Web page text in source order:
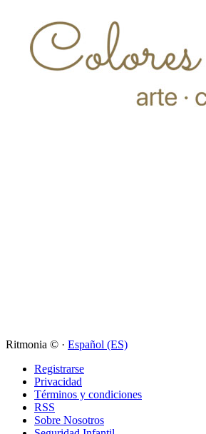
Ritmonia © · Español (ES)
Registrarse
Privacidad
Términos y condiciones
RSS
Sobre Nosotros